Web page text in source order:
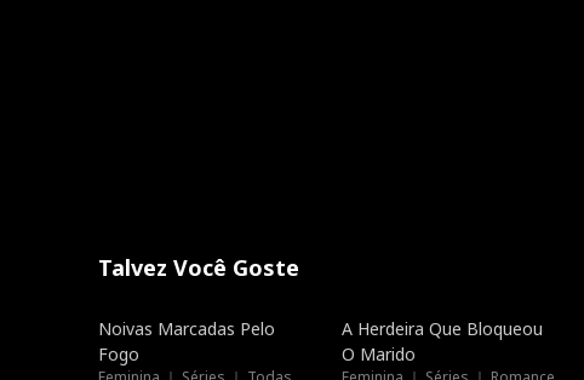
Talvez Você Goste
Dublado
Noivas Marcadas Pelo
Fogo
Tendências
A Herdeira Que Bloqueou
O Marido